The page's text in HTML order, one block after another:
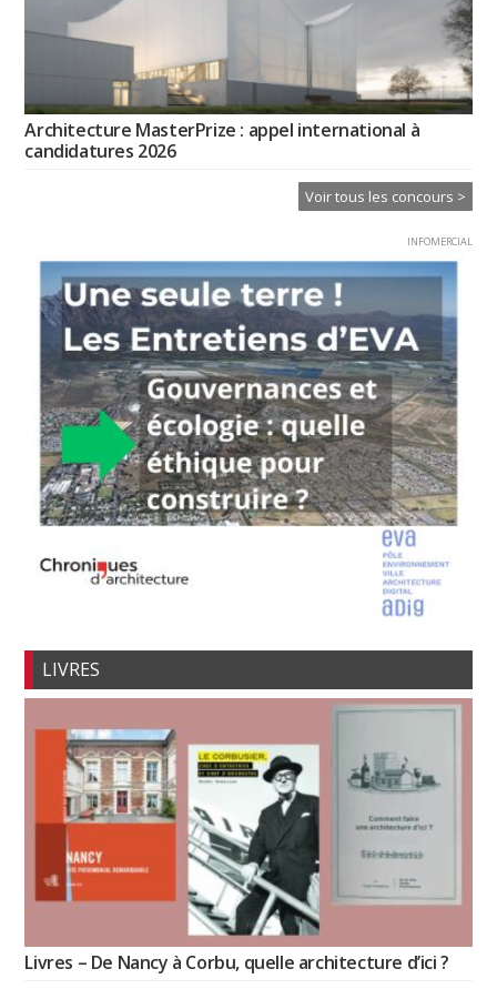
Architecture MasterPrize : appel international à
candidatures 2026
Voir tous les concours >
INFOMERCIAL
LIVRES
Livres – De Nancy à Corbu, quelle architecture d’ici ?